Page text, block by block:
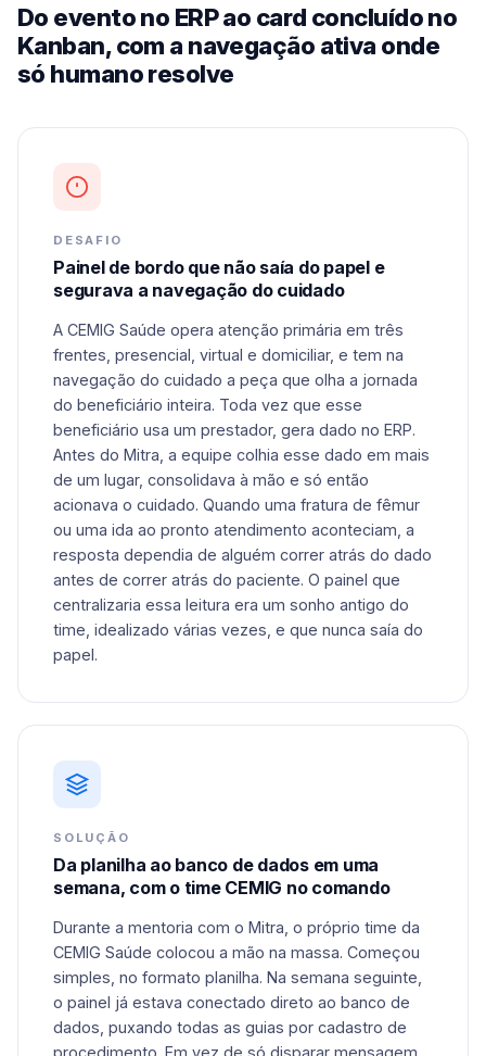
Do evento no ERP ao card concluído no
Kanban, com a navegação ativa onde
só humano resolve
DESAFIO
Painel de bordo que não saía do papel e
segurava a navegação do cuidado
A CEMIG Saúde opera atenção primária em três
frentes, presencial, virtual e domiciliar, e tem na
navegação do cuidado a peça que olha a jornada
do beneficiário inteira. Toda vez que esse
beneficiário usa um prestador, gera dado no ERP.
Antes do Mitra, a equipe colhia esse dado em mais
de um lugar, consolidava à mão e só então
acionava o cuidado. Quando uma fratura de fêmur
ou uma ida ao pronto atendimento aconteciam, a
resposta dependia de alguém correr atrás do dado
antes de correr atrás do paciente. O painel que
centralizaria essa leitura era um sonho antigo do
time, idealizado várias vezes, e que nunca saía do
papel.
SOLUÇÃO
Da planilha ao banco de dados em uma
semana, com o time CEMIG no comando
Durante a mentoria com o Mitra, o próprio time da
CEMIG Saúde colocou a mão na massa. Começou
simples, no formato planilha. Na semana seguinte,
o painel já estava conectado direto ao banco de
dados, puxando todas as guias por cadastro de
procedimento. Em vez de só disparar mensagem